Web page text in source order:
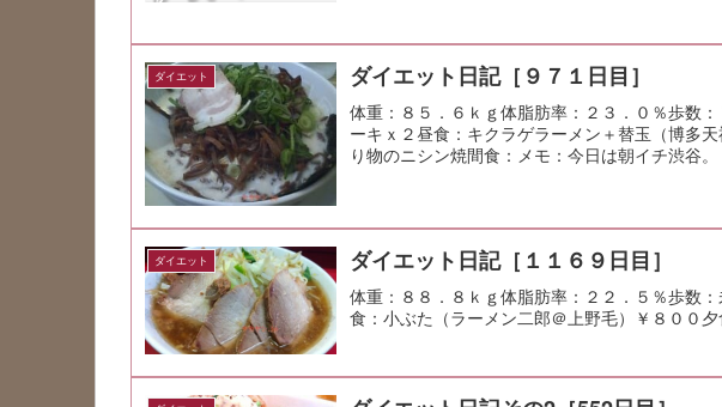
ダイエット ダイエット日記［９７１日目］
体重：８５．６ｋｇ体脂肪率：２３．０％歩数
ーキｘ２昼食：キクラゲラーメン＋替玉（博多
り物のニシン焼間食：メモ：今日は朝イチ渋谷
ダイエット ダイエット日記［１１６９日目］
体重：８８．８ｋｇ体脂肪率：２２．５％歩数
食：小ぶた（ラーメン二郎＠上野毛）￥８００